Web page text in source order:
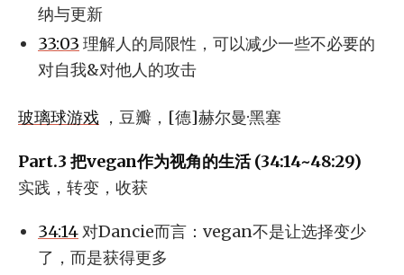
纳与更新
33:03 理解人的局限性，可以减少一些不必要的
对自我&对他人的攻击
玻璃球游戏 ，豆瓣，[德]赫尔曼·黑塞
Part.3 把vegan作为视角的生活 (34:14~48:29)
实践，转变，收获
34:14对Dancie而言：vegan不是让选择变少
了，而是获得更多